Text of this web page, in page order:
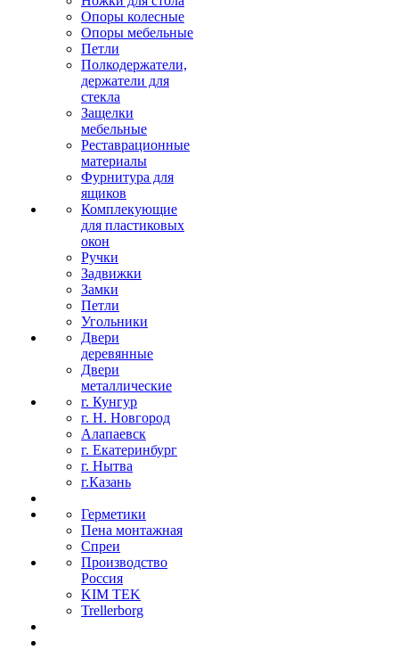
Опоры колесные
Опоры мебельные
Петли
Полкодержатели,
держатели для
стекла
Защелки
мебельные
Реставрационные
материалы
Фурнитура для
ящиков
Комплекующие
для пластиковых
окон
Ручки
Задвижки
Замки
Петли
Угольники
Двери
деревянные
Двери
металлические
г. Кунгур
г. Н. Новгород
Алапаевск
г. Екатеринбург
г. Нытва
г.Казань
Герметики
Пена монтажная
Спреи
Производство
Россия
KIM TEK
Trellerborg